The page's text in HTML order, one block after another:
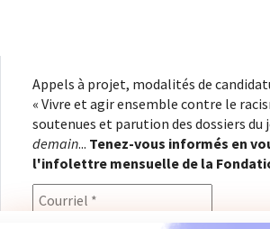
Appels à projet, modalités de
« Vivre et agir ensemble contre le
soutenues et parution des dossiers du
demain... Tenez-vous informés en
l'infolettre mensuelle de la